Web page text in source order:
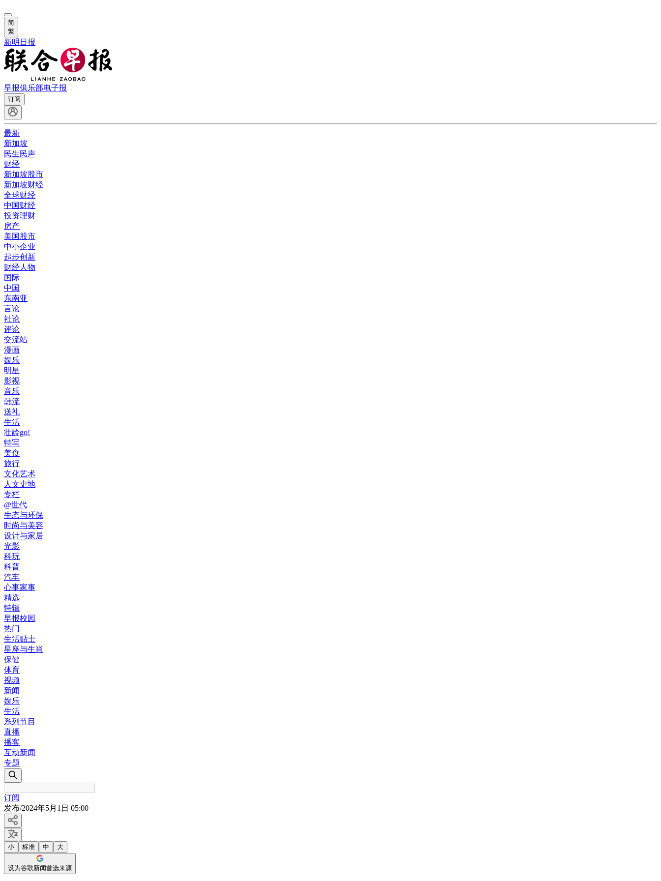
简
繁
新明日报
早报俱乐部电子报
订阅
最新
新加坡
民生民声
财经
新加坡股市
新加坡财经
全球财经
中国财经
投资理财
房产
美国股市
中小企业
起步创新
财经人物
国际
中国
东南亚
言论
社论
评论
交流站
漫画
娱乐
明星
影视
音乐
韩流
送礼
生活
壮龄go!
特写
美食
旅行
文化艺术
人文史地
专栏
@世代
生态与环保
时尚与美容
设计与家居
光影
科玩
科普
汽车
心事家事
精选
特辑
早报校园
热门
生活贴士
星座与生肖
保健
体育
视频
新闻
娱乐
生活
系列节目
直播
播客
互动新闻
专题
订阅
发布/2024年5月1日 05:00
小 标准 中 大
设为谷歌新闻首选来源